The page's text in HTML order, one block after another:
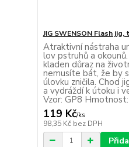
JIG SWENSON Flash
Atraktivní nástraha
lov pstruhů a
kladen důraz na
nemusíte bát, že by
úlovku zničila. Chod
a vydráždí k útoku i
Vzor: GP8
119 Kč/ks
98,35 Kč bez DPH